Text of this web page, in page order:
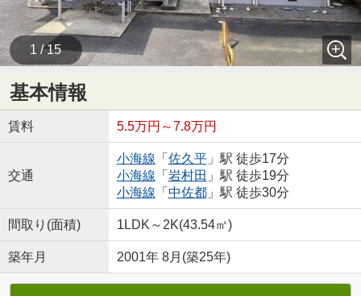
1 / 15
基本情報
賃料 5.5万円～7.8万円
交通
小海線 「 佐久平」駅 徒歩17分
小海線 「 岩村田 」駅 徒歩19分
小海線 「 中佐都」駅 徒歩30分
間取り(面積) 1LDK～2K(43.54㎡)
築年月 2001年 8月(築25年)